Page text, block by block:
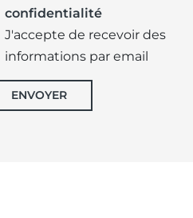
confidentialité
J'accepte de recevoir des
informations par email
ENVOYER